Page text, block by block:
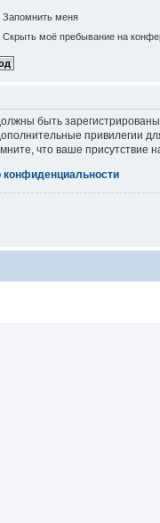
Запомнить меня
Скрыть моё пребывание на
быть
привилегии
что ваше присутствие